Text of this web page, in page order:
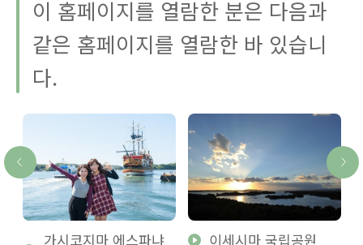
이 홈페이지를 열람한 분은 다음과
같은 홈페이지를 열람한 바 있습니
다.
가시코지마 에스파냐
이세시마 국립공원